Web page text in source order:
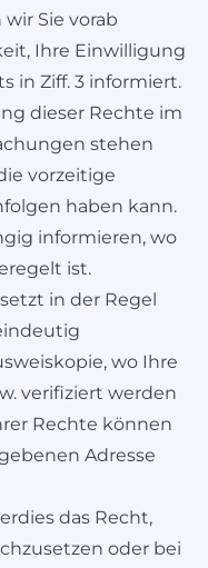
Sie vorab
Ihre Einwilligung
in Ziff. 3 informiert.
dieser Rechte im
stehen
vorzeitige
haben kann.
informieren, wo
ist.
in der Regel
wo Ihre
verifiziert werden
Rechte können
Adresse
das Recht,
oder bei